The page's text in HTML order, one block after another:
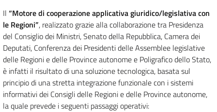
Il “Motore di cooperazione applicativa giuridico/legislativa con
le Regioni”, realizzato grazie alla collaborazione tra Presidenza
del Consiglio dei Ministri, Senato della Repubblica, Camera dei
Deputati, Conferenza dei Presidenti delle Assemblee legislative
delle Regioni e delle Province autonome e Poligrafico dello Stato,
è infatti il risultato di una soluzione tecnologica, basata sul
principio di una stretta integrazione funzionale con i sistemi
informativi dei Consigli delle Regioni e delle Province autonome,
la quale prevede i seguenti passaggi operativi: